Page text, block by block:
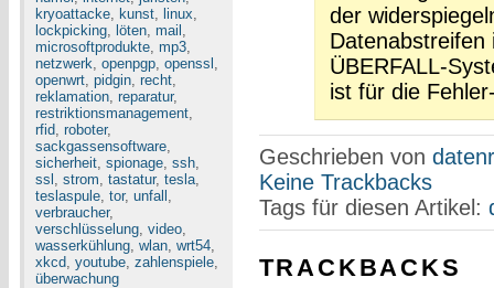
kryoattacke, kunst, linux,
lockpicking, löten, mail ,
microsoftprodukte, mp3,
netzwerk, openpgp, openssl ,
openwrt, pidgin, recht,
reklamation, reparatur,
restriktionsmanagement,
rfid, roboter,
sackgassensoftware,
sicherheit, spionage, ssh,
ssl , strom, tastatur, tesla,
teslaspule, tor, unfall ,
verbraucher,
verschlüsselung, video,
wasserkühlung, wlan, wrt54,
xkcd, youtube, zahlenspiele,
überwachung
der
Datenabstreifen
ÜBERFALL-
ist für die
Geschrieben von
Keine Trackbacks
Tags für diesen Artikel:
TRACKBACKS